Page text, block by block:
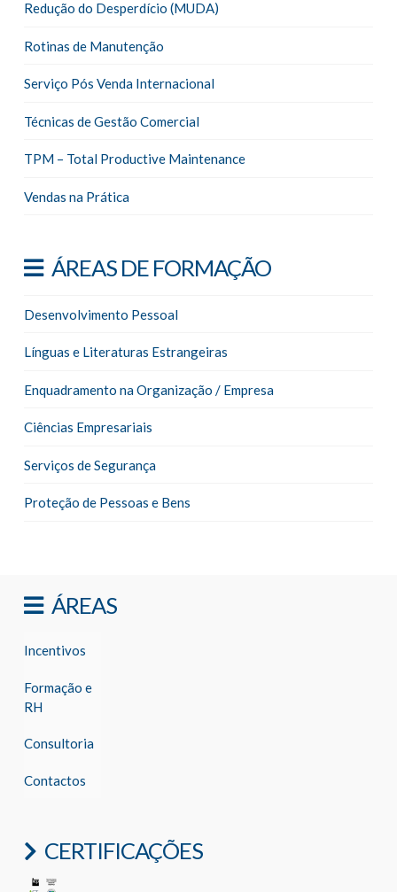
Redução do Desperdício (MUDA)
Rotinas de Manutenção
Serviço Pós Venda Internacional
Técnicas de Gestão Comercial
TPM – Total Productive Maintenance
Vendas na Prática
ÁREAS DE FORMAÇÃO
Desenvolvimento Pessoal
Línguas e Literaturas Estrangeiras
Enquadramento na Organização / Empresa
Ciências Empresariais
Serviços de Segurança
Proteção de Pessoas e Bens
ÁREAS
Incentivos
Formação e
RH
Consultoria
Contactos
CERTIFICAÇÕES